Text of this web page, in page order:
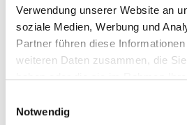
Verwendung unserer Website an
soziale Medien, Werbung und
Partner führen diese
weiteren Daten zusammen, die
haben oder die sie im Rahmen
Notwendig
Produktdetails
ÄHNLICHE